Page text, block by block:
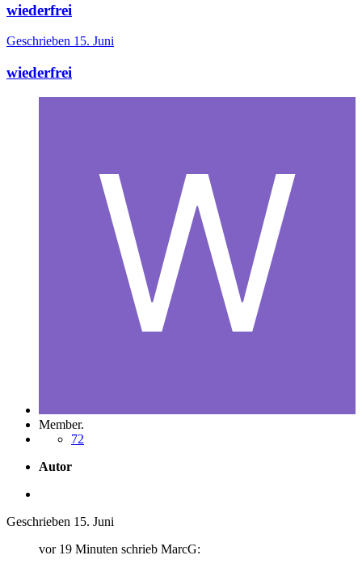
wiederfrei
Geschrieben 15. Juni
wiederfrei
Member.
72
Autor
Geschrieben 15. Juni
vor 19 Minuten schrieb MarcG: